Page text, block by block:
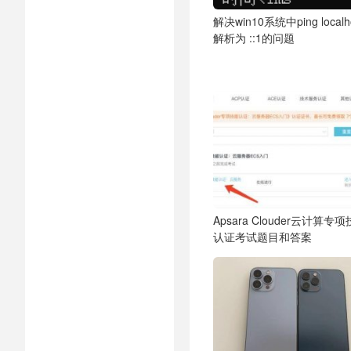
解决win10系统中ping
解析为 ::1的问题
Apsara Clouder云计算专项
认证考试题目和答案